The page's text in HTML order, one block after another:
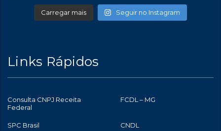
Carregar mais Seguir no Instagram
Links Rápidos
Consulta CNPJ Receita
Federal
FCDL – MG
SPC Brasil CNDL